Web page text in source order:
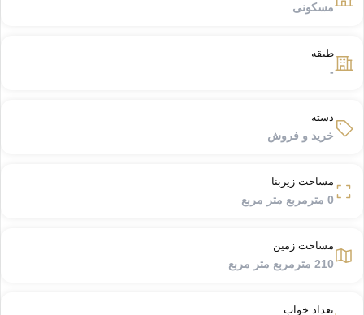
با ادامه دادن،
مسکونی
طبقه
-
دسته
خرید و فروش
مساحت زیربنا
0 مترمربع متر مربع
مساحت زمین
210 مترمربع متر مربع
تعداد خواب